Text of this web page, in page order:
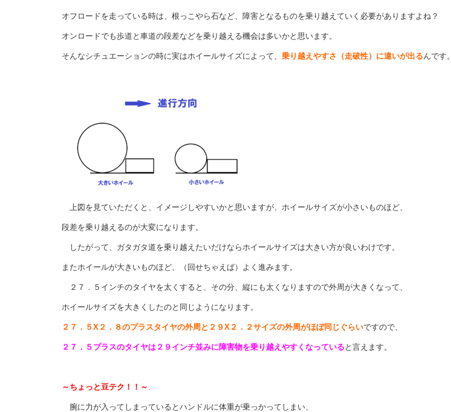
オフロードを走っている時は、根っこやら石など、障害となるものを乗り越えていく必要がありますよね？
オンロードでも歩道と車道の段差などを乗り越える機会は多いかと思います。
そんなシチュエーションの時に実はホイールサイズによって、 乗り越えやすさ（走破性）に違いが出るんです。
上図を見ていただくと、イメージしやすいかと思いますが、ホイールサイズが小さいものほど、
段差を乗り越えるのが大変になります。
したがって、ガタガタ道を乗り越えたいだけならホイールサイズは大きい方が良いわけです。
またホイールが大きいものほど、（回せちゃえば）よく進みます。
２７．５インチのタイヤを太くすると、その分、縦にも太くなりますので外周が大きくなって、
ホイールサイズを大きくしたのと同じようになります。
２７．５X２．８のプラスタイヤの外周と２９X２．２サイズの外周がほぼ同じぐらいですので、
２７．５プラスのタイヤは２９インチ並みに障害物を乗り越えやすくなっている と言えます。
～ちょっと豆テク！！～ .
腕に力が入ってしまっているとハンドルに体重が乗っかってしまい、